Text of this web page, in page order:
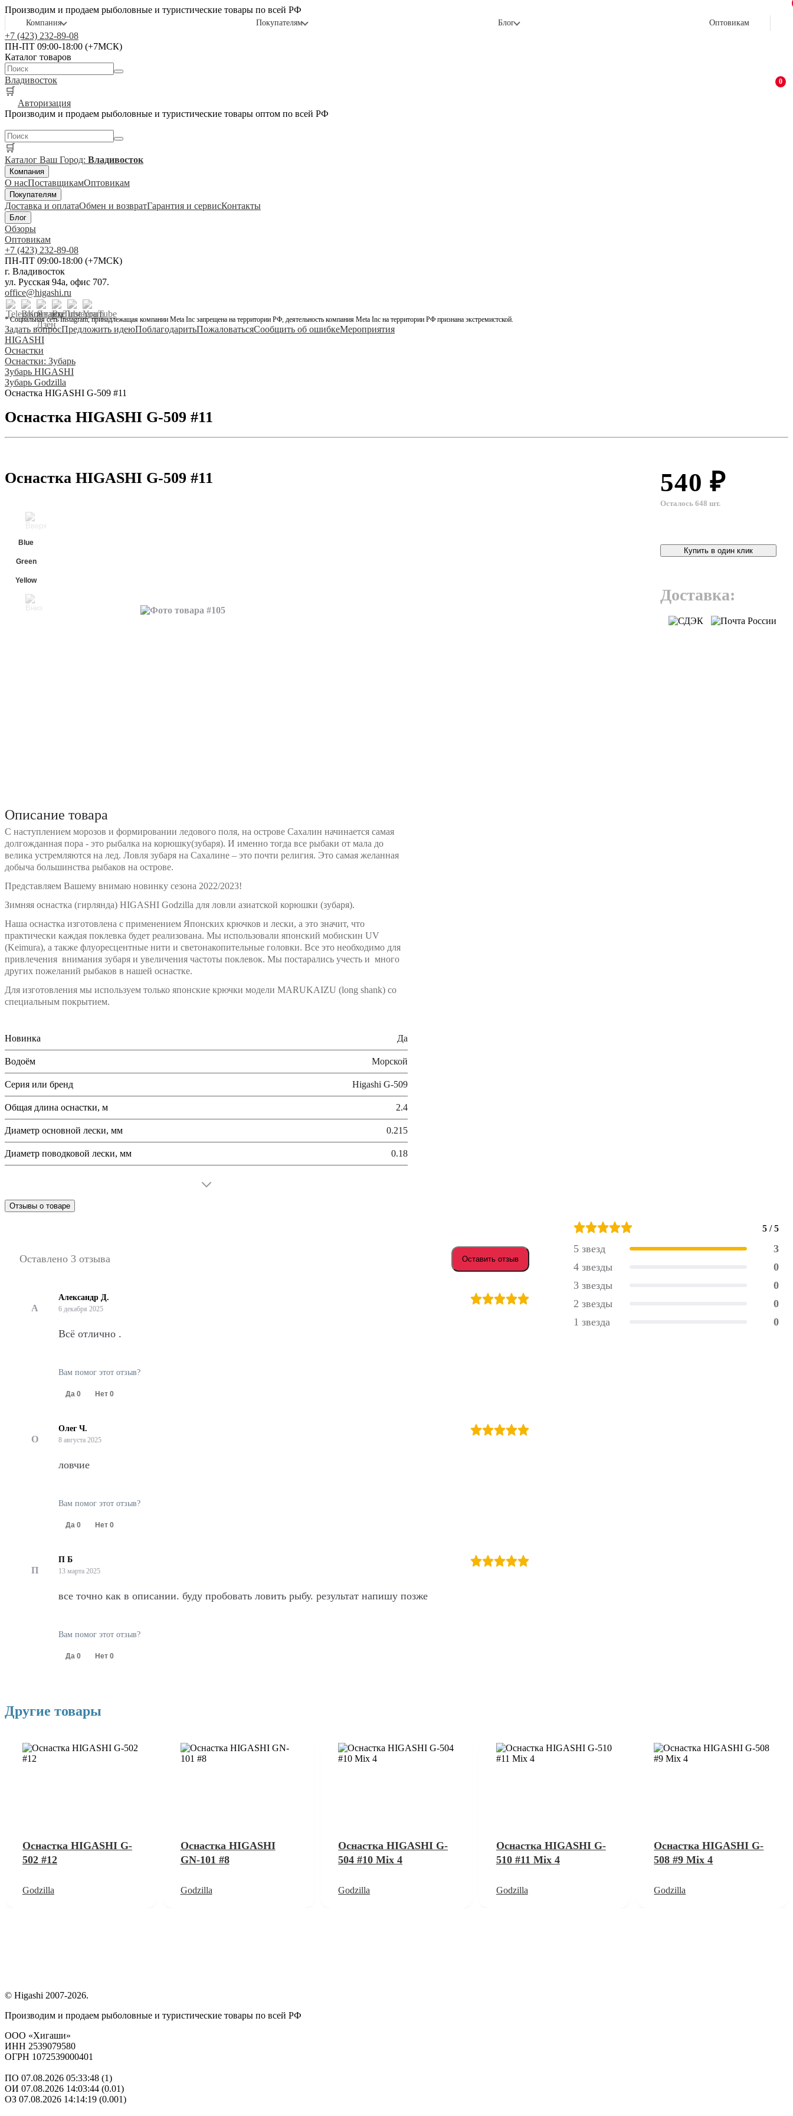
Производим и продаем рыболовные и туристические товары по всей РФ
Компания Покупателям Блог Оптовикам
+7 (423) 232-89-08
ПН-ПТ 09:00-18:00 (+7МСК)
Каталог товаров
Владивосток
🛒
0
Авторизация
Производим и продаем рыболовные и туристические товары оптом по всей РФ
🛒
Каталог Ваш Город: Владивосток
Компания
О насПоставщикамОптовикам
Покупателям
Доставка и оплатаОбмен и возвратГарантия и сервисКонтакты
Блог
Обзоры
Оптовикам
+7 (423) 232-89-08
ПН-ПТ 09:00-18:00 (+7МСК)
г. Владивосток
ул. Русская 94а, офис 707.
office@higashi.ru
* Социальная сеть Instagram, принадлежащая компании Meta Inc запрещена на территории РФ, деятельность компания Meta Inc на территории РФ признана экстремистской.
Задать вопросПредложить идеюПоблагодаритьПожаловатьсяСообщить об ошибкеМероприятия
HIGASHI
Оснастки
Оснастки: Зубарь
Зубарь HIGASHI
Зубарь Godzilla
Оснастка HIGASHI G-509 #11
Оснастка HIGASHI G-509 #11
Blue
Green
Yellow
Оснастка HIGASHI G-509 #11 540 ₽
Осталось 648 шт.
Купить в один клик
Доставка:
Описание товара
С наступлением морозов и формировании ледового поля, на острове Сахалин начинается самая
долгожданная пора - это рыбалка на корюшку(зубаря). И именно тогда все рыбаки от мала до
велика устремляются на лед. Ловля зубаря на Сахалине – это почти религия. Это самая желанная
добыча большинства рыбаков на острове.
Представляем Вашему внимаю новинку сезона 2022/2023!
Зимняя оснастка (гирлянда) HIGASHI Godzilla для ловли азиатской корюшки (зубаря).
Наша оснастка изготовлена с применением Японских крючков и лески, а это значит, что
практически каждая поклевка будет реализована. Мы использовали японский мобискин UV
(Keimura), а также флуоресцентные нити и светонакопительные головки. Все это необходимо для
привлечения внимания зубаря и увеличения частоты поклевок. Мы постарались учесть и много
других пожеланий рыбаков в нашей оснастке.
Для изготовления мы используем только японские крючки модели MARUKAIZU (long shank) со
специальным покрытием.
Новинка Да
Водоём Морской
Серия или бренд Higashi G-509
Общая длина оснастки, м 2.4
Диаметр основной лески, мм 0.215
Диаметр поводковой лески, мм 0.18
Отзывы о товаре
Оставлено 3 отзыва Оставить отзыв
А
Александр Д.
6 декабря 2025
Всё отлично .
Вам помог этот отзыв?
Да 0 Нет 0
О
Олег Ч.
8 августа 2025
ловчие
Вам помог этот отзыв?
Да 0 Нет 0
П
П Б
13 марта 2025
все точно как в описании. буду пробовать ловить рыбу. результат напишу позже
Вам помог этот отзыв?
Да 0 Нет 0
5 / 5
5 звезд
3
4 звезды
0
3 звезды
0
2 звезды
0
1 звезда
0
Другие товары
Оснастка HIGASHI G-
502 #12
Godzilla
Оснастка HIGASHI
GN-101 #8
Godzilla
Оснастка HIGASHI G-
504 #10 Mix 4
Godzilla
Оснастка HIGASHI G-
510 #11 Mix 4
Godzilla
Оснастка HIGASHI G-
508 #9 Mix 4
Godzilla
© Higashi 2007-2026.
Производим и продаем рыболовные и туристические товары по всей РФ
ООО «Хигаши»
ИНН 2539079580
ОГРН 1072539000401
ПО 07.08.2026 05:33:48 (1)
ОИ 07.08.2026 14:03:44 (0.01)
ОЗ 07.08.2026 14:14:19 (0.001)